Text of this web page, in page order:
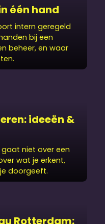
één hand
intern geregeld
bij een
beheer, en waar
ideeën &
gaat niet over een
wat je erkent,
doorgeeft.
Rotterdam: